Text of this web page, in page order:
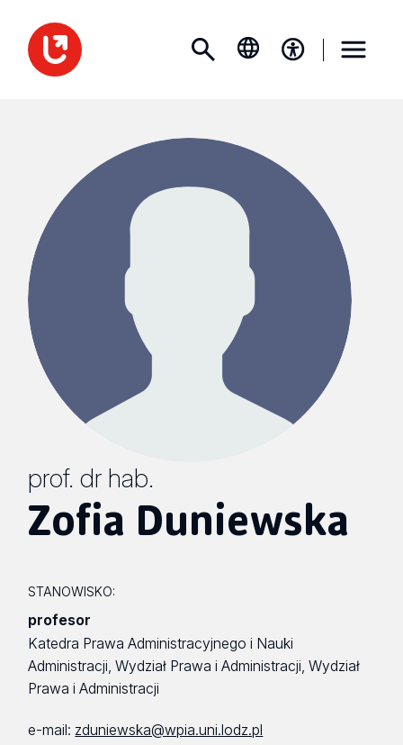
prof. dr hab.
Zofia Duniewska
STANOWISKO:
profesor
Katedra Prawa Administracyjnego i Nauki
Administracji, Wydział Prawa i Administracji, Wydział
Prawa i Administracji
e-mail: zduniewska@wpia.uni.lodz.pl